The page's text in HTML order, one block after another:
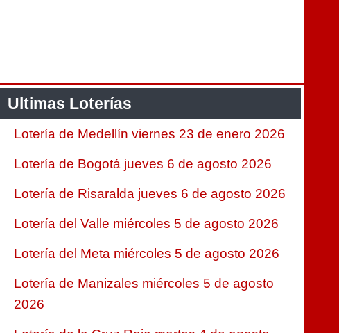
Ultimas Loterías
Lotería de Medellín viernes 23 de enero 2026
Lotería de Bogotá jueves 6 de agosto 2026
Lotería de Risaralda jueves 6 de agosto 2026
Lotería del Valle miércoles 5 de agosto 2026
Lotería del Meta miércoles 5 de agosto 2026
Lotería de Manizales miércoles 5 de agosto
2026